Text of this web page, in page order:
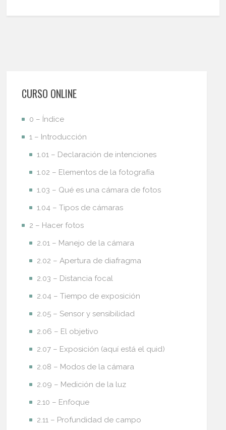
CURSO ONLINE
0 – Índice
1 – Introducción
1.01 – Declaración de intenciones
1.02 – Elementos de la fotografía
1.03 – Qué es una cámara de fotos
1.04 – Tipos de cámaras
2 – Hacer fotos
2.01 – Manejo de la cámara
2.02 – Apertura de diafragma
2.03 – Distancia focal
2.04 – Tiempo de exposición
2.05 – Sensor y sensibilidad
2.06 – El objetivo
2.07 – Exposición (aquí está el quid)
2.08 – Modos de la cámara
2.09 – Medición de la luz
2.10 – Enfoque
2.11 – Profundidad de campo